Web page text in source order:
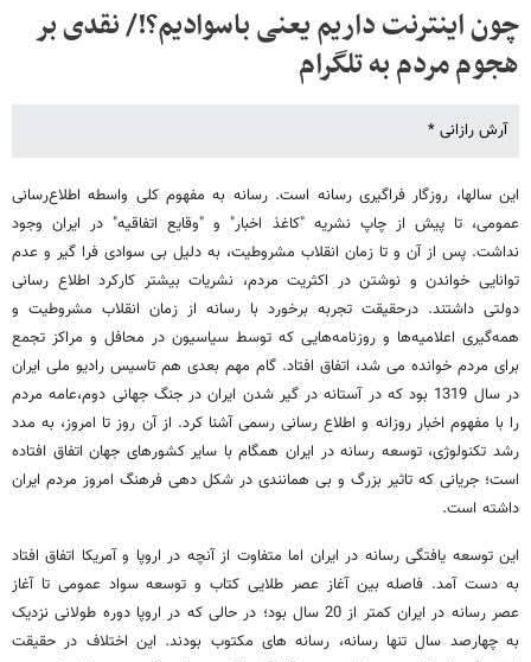
چون اینترنت داریم یعنی باسوادیم؟!/ نقدی بر
هجوم مردم به تلگرام
آرش رازانی *
این سالها، روزگار فراگیری رسانه است. رسانه به مفهوم کلی واسطه اطلاع‌رسانی
عمومی، تا پیش از چاپ نشریه "کاغذ اخبار" و "وقایع اتفاقیه" در ایران وجود
نداشت. پس از آن و تا زمان انقلاب مشروطیت، به دلیل بی سوادی فرا گیر و عدم
توانایی خواندن و نوشتن در اکثریت مردم، نشریات بیشتر کارکرد اطلاع رسانی
دولتی داشتند. درحقیقت تجربه برخورد با رسانه از زمان انقلاب مشروطیت و
همه‌گیری اعلامیه‌ها و روزنامه‌هایی که توسط سیاسیون در محافل و مراکز تجمع
برای مردم خوانده می شد، اتفاق افتاد. گام مهم بعدی هم تاسیس رادیو ملی ایران
در سال 1319 بود که در آستانه در گیر شدن ایران در جنگ جهانی دوم،عامه مردم
را با مفهوم اخبار روزانه و اطلاع رسانی رسمی آشنا كرد. از آن روز تا امروز، به مدد
رشد تکنولوژی، توسعه رسانه در ایران همگام با سایر کشورهای جهان اتفاق افتاده
است؛ جریانی که تاثیر بزرگ و بی همانندی در شکل دهی فرهنگ امروز مردم ایران
داشته است.
این توسعه یافتگی رسانه در ایران اما متفاوت از آنچه در اروپا و آمریکا اتفاق افتاد
به دست آمد. فاصله بین آغاز عصر طلایی کتاب و توسعه سواد عمومی تا آغاز
عصر رسانه در ایران کمتر از 20 سال بود؛ در حالی که در اروپا دوره طولانی نزدیک
به چهارصد سال تنها رسانه، رسانه های مکتوب بودند. این اختلاف در حقیقت